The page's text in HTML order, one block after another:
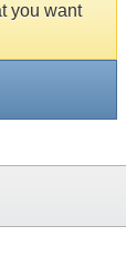
you want